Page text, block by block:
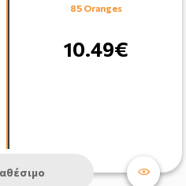
85 Oranges
10.49€